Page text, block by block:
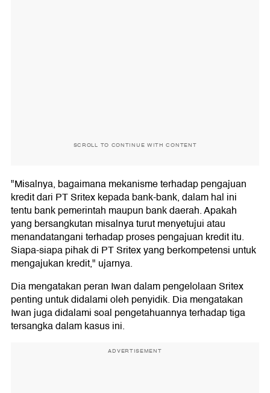
SCROLL TO CONTINUE WITH CONTENT
"Misalnya, bagaimana mekanisme terhadap pengajuan
kredit dari PT Sritex kepada bank-bank, dalam hal ini
tentu bank pemerintah maupun bank daerah. Apakah
yang bersangkutan misalnya turut menyetujui atau
menandatangani terhadap proses pengajuan kredit itu.
Siapa-siapa pihak di PT Sritex yang berkompetensi untuk
mengajukan kredit," ujarnya.
Dia mengatakan peran Iwan dalam pengelolaan Sritex
penting untuk didalami oleh penyidik. Dia mengatakan
Iwan juga didalami soal pengetahuannya terhadap tiga
tersangka dalam kasus ini.
ADVERTISEMENT